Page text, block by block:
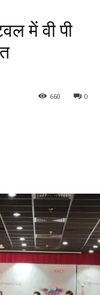
में वी पी
0
660